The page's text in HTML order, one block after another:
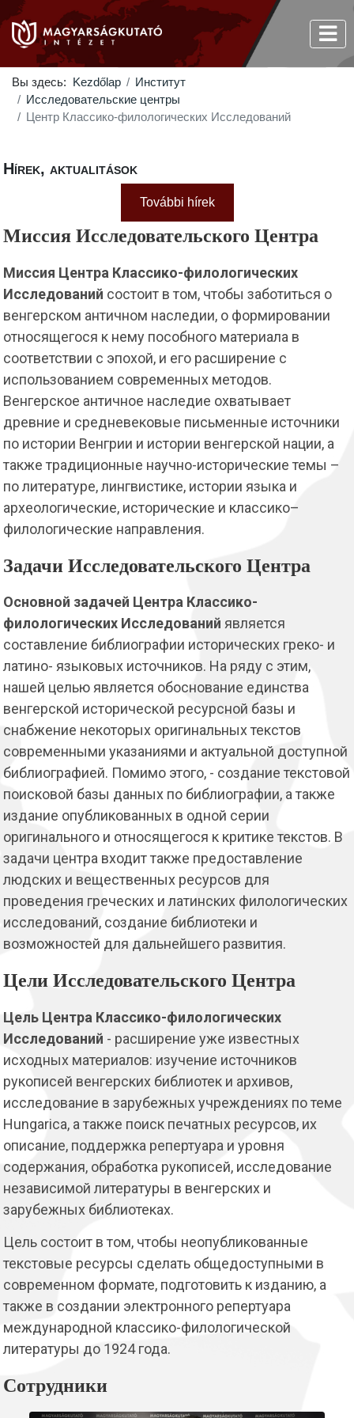
Вы здесь: Kezdőlap
Институт
Исследовательские центры
Центр Классико-филологических Исследований
Hírek, aktualitások
További hírek
Миссия Исследовательского Центра
Миссия Центра Классико-филологических
Исследований состоит в том, чтобы заботиться о
венгерском античном наследии, о формировании
относящегося к нему пособного материала в
соответствии с эпохой, и его расширение с
использованием современных методов.
Венгерское античное наследие охватывает
древние и средневековые письменные источники
по истории Венгрии и истории венгерской нации, а
также традиционные научно-исторические темы –
по литературе, лингвистике, истории языка и
археологические, исторические и классико–
филологические направления.
Задачи Исследовательского Центра
Основной задачей Центра Классико-
филологических Исследований является
составление библиографии исторических греко- и
латино- языковых источников. На ряду с этим,
нашей целью является обоснование единства
венгерской исторической ресурсной базы и
снабжение некоторых оригинальных текстов
современными указаниями и актуальной доступной
библиографией. Помимо этого, - создание текстовой
поисковой базы данных по библиографии, а также
издание опубликованных в одной серии
оригинального и относящегося к критике текстов. В
задачи центра входит также предоставление
людских и вещественных ресурсов для
проведения греческих и латинских филологических
исследований, создание библиотеки и
возможностей для дальнейшего развития.
Цели Исследовательского Центра
Цель Центра Классико-филологических
Исследований - расширение уже известных
исходных материалов: изучение источников
рукописей венгерских библиотек и архивов,
исследование в зарубежных учреждениях по теме
Hungarica, а также поиск печатных ресурсов, их
описание, поддержка репертуара и уровня
содержания, обработка рукописей, исследование
независимой литературы в венгерских и
зарубежных библиотеках.
Цель состоит в том, чтобы неопубликованные
текстовые ресурсы сделать общедоступными в
современном формате, подготовить к изданию, а
также в создании электронного репертуара
международной классико-филологической
литературы до 1924 года.
Сотрудники